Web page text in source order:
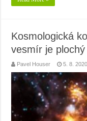
Kosmologická
vesmír je plochý
Pavel Houser 5. 8. 2020